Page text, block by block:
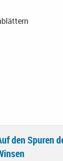
den Spuren